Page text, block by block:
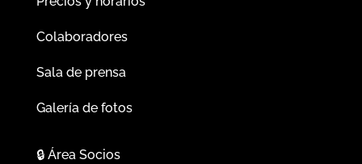
Colaboradores
Sala de prensa
Galería de fotos
🔒Área Socios